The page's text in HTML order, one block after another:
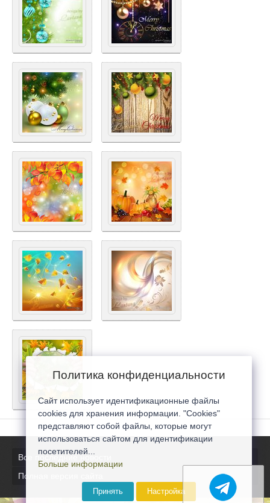
Все последние новости
Полная версия сайта
Политика конфиденциальности
Сайт использует идентификационные файлы
cookies для хранения информации. "Cookies"
представляют собой файлы, которые могут
использоваться сайтом для идентификации
посетителей...
Больше информации
Принять Настройка